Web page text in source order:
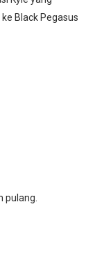
Black Pegasus
pulang.